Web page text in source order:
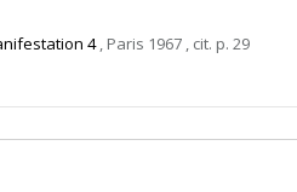
4, Paris 1967 , cit. p. 29